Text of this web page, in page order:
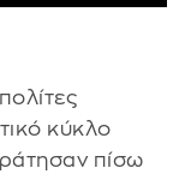
κύκλο
πίσω